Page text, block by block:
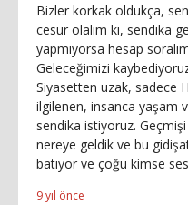
Bizler korkak oldukça,
cesur olalım ki, sendika
yapmıyorsa hesap
Geleceğimizi
Siyasetten uzak, sadece
ilgilenen, insanca yaşam
sendika istiyoruz.
nereye geldik ve bu
batıyor ve çoğu kimse ses
9 yıl önce